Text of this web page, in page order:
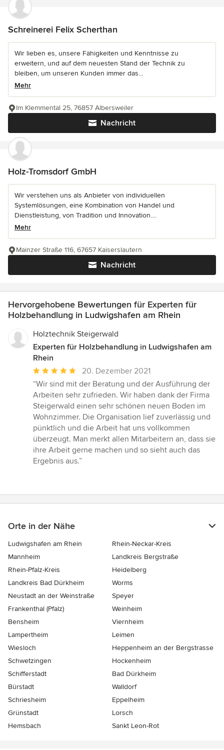
Schreinerei Felix Scherthan
Wir lieben es, unsere Fähigkeiten und Kenntnisse zu
erweitern, und auf dem neuesten Stand der Technik zu
bleiben, um unseren Kunden immer das...
Mehr
Nachricht
Im Klemmental 25, 76857 Albersweiler
Holz-Tromsdorf GmbH
Wir verstehen uns als Anbieter von individuellen
Systemlösungen, eine Kombination von Handel und
Dienstleistung, von Tradition und Innovation....
Mehr
Nachricht
Mainzer Straße 116, 67657 Kaiserslautern
Hervorgehobene Bewertungen für Experten für
Holzbehandlung in Ludwigshafen am Rhein
Holztechnik Steigerwald
Experten für Holzbehandlung in Ludwigshafen am
Rhein
Durchschnittliche
Bewertung:
5
von
5
Sternen
20. Dezember 2021
“Wir sind mit der Beratung und der Ausführung der
Arbeiten sehr zufrieden. Wir haben dank der Firma
Steigerwald einen sehr schönen neuen Boden im
Wohnzimmer. Die Organisation lief zuverlässig und
pünktlich und die Arbeit hat uns vollkommen
überzeugt. Man merkt allen Mitarbeitern an, dass sie
ihre Arbeit gerne machen und so sieht auch das
Ergebnis aus.”
Orte in der Nähe
Ludwigshafen am Rhein
Rhein-Neckar-Kreis
Mannheim
Landkreis Bergstraße
Rhein-Pfalz-Kreis
Heidelberg
Landkreis Bad Dürkheim
Worms
Neustadt an der Weinstraße
Speyer
Frankenthal (Pfalz)
Weinheim
Bensheim
Viernheim
Lampertheim
Leimen
Wiesloch
Heppenheim an der Bergstrasse
Schwetzingen
Hockenheim
Schifferstadt
Bad Dürkheim
Bürstadt
Walldorf
Schriesheim
Eppelheim
Grünstadt
Lorsch
Hemsbach
Sankt Leon-Rot